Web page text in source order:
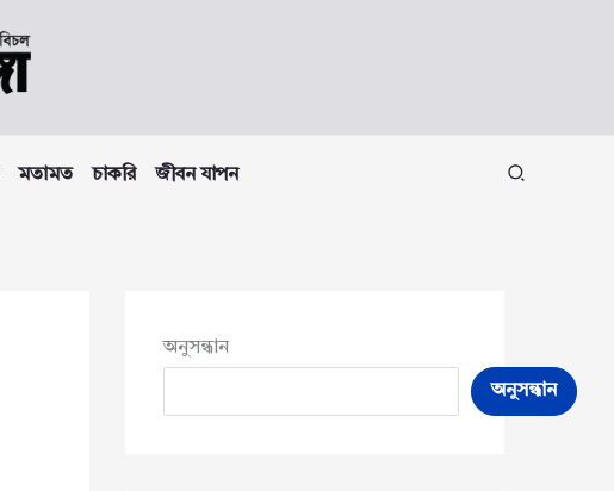
মতামত চাকরি জীবন যাপন
অনুসন্ধান
অনুসন্ধান